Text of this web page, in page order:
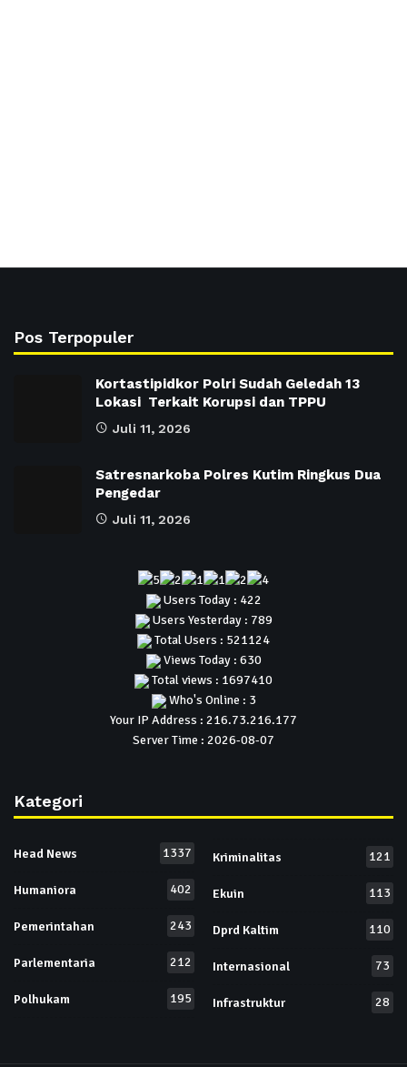
Pos Terpopuler
Kortastipidkor Polri Sudah Geledah 13
Lokasi Terkait Korupsi dan TPPU
Juli 11, 2026
Satresnarkoba Polres Kutim Ringkus Dua
Pengedar
Juli 11, 2026
Users Today : 422
Users Yesterday : 789
Total Users : 521124
Views Today : 630
Total views : 1697410
Who's Online : 3
Your IP Address : 216.73.216.177
Server Time : 2026-08-07
Kategori
Head News 1337
Humaniora 402
Pemerintahan 243
Parlementaria 212
Polhukam 195
Kriminalitas 121
Ekuin 113
Dprd Kaltim 110
Internasional 73
Infrastruktur 28